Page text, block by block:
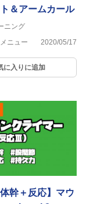
＆アームカール
ニング
ニュー
2020/05/17
に入りに追加
幹＋反応】マウ